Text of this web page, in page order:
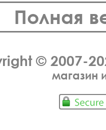
Полная
© 2007-
магазин